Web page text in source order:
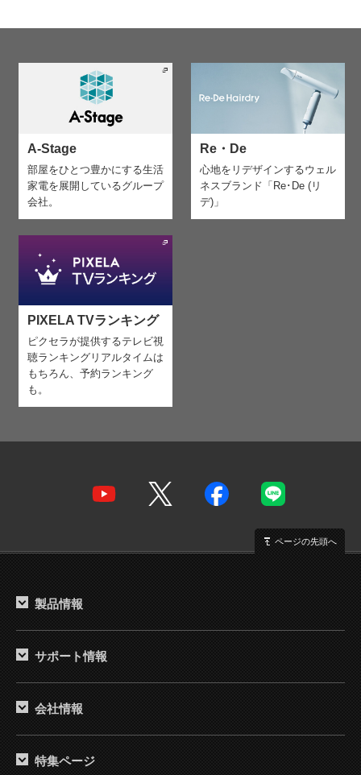
A-Stage
部屋をひとつ豊かにする生活
家電を 展開しているグループ
会社。
Re・De
心地をリデザインするウェル
ネスブランド「Re･De (リ
デ)」
PIXELA TVランキング
ピクセラが提供するテレビ視
聴ランキング リアルタイムは
もちろん、予約ランキング
も。
ページの先頭へ
製品情報
サポート情報
会社情報
特集ページ